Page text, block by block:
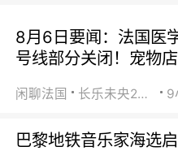
8月6日要闻：法国医
号线部分关闭！宠物
闲聊法国 长乐未央2015 9
巴黎地铁音乐家海选启